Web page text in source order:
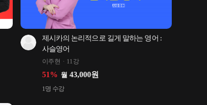
제시카의 논리적으로 길게 말하는 영어 :
사슬영어
이주현 11강
51% 월 43,000원
1명 수강